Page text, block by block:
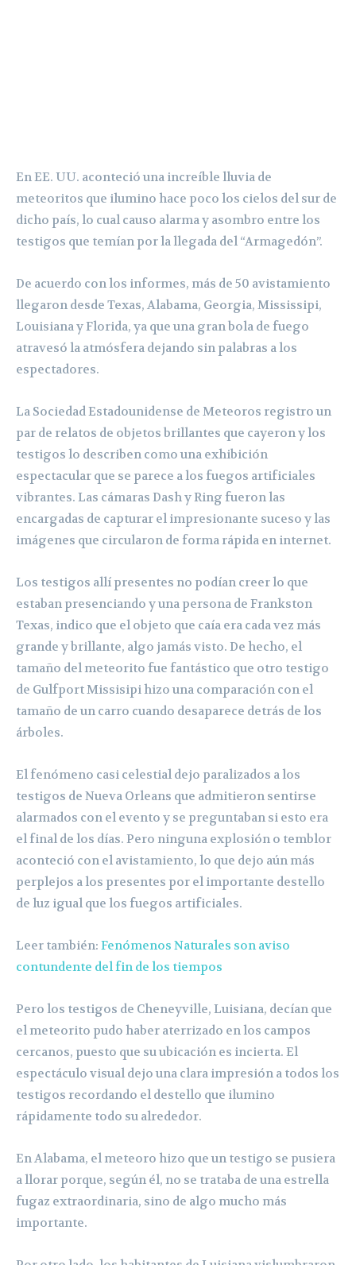
En EE. UU. aconteció una increíble lluvia de
meteoritos que ilumino hace poco los cielos del sur de
dicho país, lo cual causo alarma y asombro entre los
testigos que temían por la llegada del “Armagedón”.
De acuerdo con los informes, más de 50 avistamiento
llegaron desde Texas, Alabama, Georgia, Mississipi,
Louisiana y Florida, ya que una gran bola de fuego
atravesó la atmósfera dejando sin palabras a los
espectadores.
La Sociedad Estadounidense de Meteoros registro un
par de relatos de objetos brillantes que cayeron y los
testigos lo describen como una exhibición
espectacular que se parece a los fuegos artificiales
vibrantes. Las cámaras Dash y Ring fueron las
encargadas de capturar el impresionante suceso y las
imágenes que circularon de forma rápida en internet.
Los testigos allí presentes no podían creer lo que
estaban presenciando y una persona de Frankston
Texas, indico que el objeto que caía era cada vez más
grande y brillante, algo jamás visto. De hecho, el
tamaño del meteorito fue fantástico que otro testigo
de Gulfport Missisipi hizo una comparación con el
tamaño de un carro cuando desaparece detrás de los
árboles.
El fenómeno casi celestial dejo paralizados a los
testigos de Nueva Orleans que admitieron sentirse
alarmados con el evento y se preguntaban si esto era
el final de los días. Pero ninguna explosión o temblor
aconteció con el avistamiento, lo que dejo aún más
perplejos a los presentes por el importante destello
de luz igual que los fuegos artificiales.
Leer también: Fenómenos Naturales son aviso
contundente del fin de los tiempos
Pero los testigos de Cheneyville, Luisiana, decían que
el meteorito pudo haber aterrizado en los campos
cercanos, puesto que su ubicación es incierta. El
espectáculo visual dejo una clara impresión a todos los
testigos recordando el destello que ilumino
rápidamente todo su alrededor.
En Alabama, el meteoro hizo que un testigo se pusiera
a llorar porque, según él, no se trataba de una estrella
fugaz extraordinaria, sino de algo mucho más
importante.